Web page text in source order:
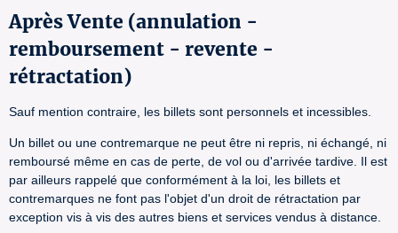
Après Vente (annulation -
remboursement - revente -
rétractation)
Sauf mention contraire, les billets sont personnels et incessibles.
Un billet ou une contremarque ne peut être ni repris, ni échangé, ni
remboursé même en cas de perte, de vol ou d'arrivée tardive. Il est
par ailleurs rappelé que conformément à la loi, les billets et
contremarques ne font pas l'objet d'un droit de rétractation par
exception vis à vis des autres biens et services vendus à distance.